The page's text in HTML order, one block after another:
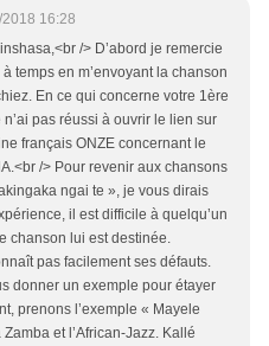
16:28
/> D’abord je remercie
temps en m’envoyant la chanson
En ce qui concerne votre 1ère
pas réussi à ouvrir le lien sur
français ONZE concernant le
/> Pour revenir aux chansons
ngai te », je vous dirais
il est difficile à quelqu’un
chanson lui est destinée.
pas facilement ses défauts.
donner un exemple pour étayer
prenons l’exemple « Mayele
et l’African-Jazz. Kallé